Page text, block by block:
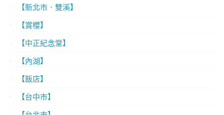
【新北市．雙溪】
【賞櫻】
【中正紀念堂】
【內湖】
【飯店】
【台中市】